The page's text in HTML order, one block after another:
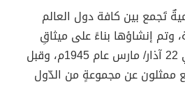
تَجمع بين كافة دول العالم
وعددها 22 دولة، وتم إنشاؤها بناءً على ميثاقِ
جامعةِ الدّول العربية في 22 آذار/ مارس عام 1945م، وقبل
ممثلون عن مجموعةٍ من الدّول